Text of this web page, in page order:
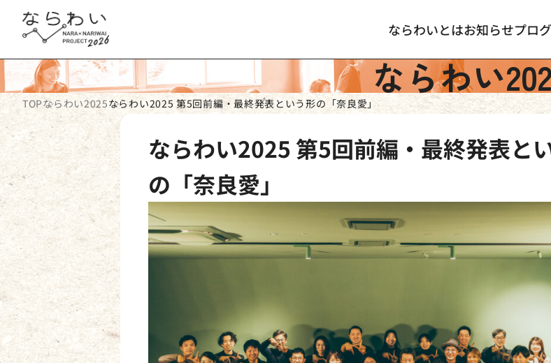
ならわいとはお知らせプロ
ならわい
TOPならわい2025ならわい2025 第5回前編・最終発表という形の「奈良愛」
ならわい2025 第5回前編・最終発表と
の「奈良愛」